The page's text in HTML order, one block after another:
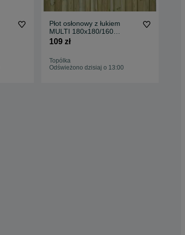
Płot osłonowy z łukiem
MULTI 180x180/160
Listwowy
109 zł
Topólka
Odświeżono dzisiaj o 13:00